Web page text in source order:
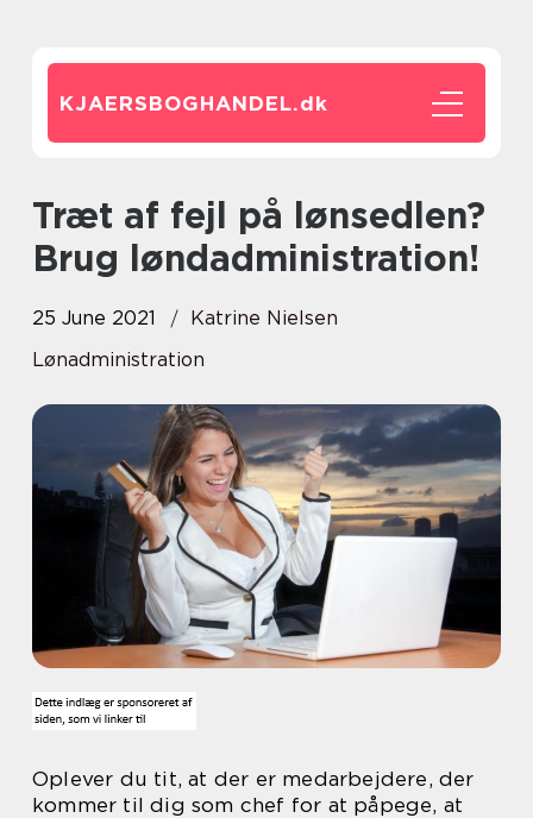
KJAERSBOGHANDEL.dk
Træt af fejl på lønsedlen?
Brug løndadministration!
25 June 2021
Katrine Nielsen
Lønadministration
Oplever du tit, at der er medarbejdere, der
kommer til dig som chef for at påpege, at